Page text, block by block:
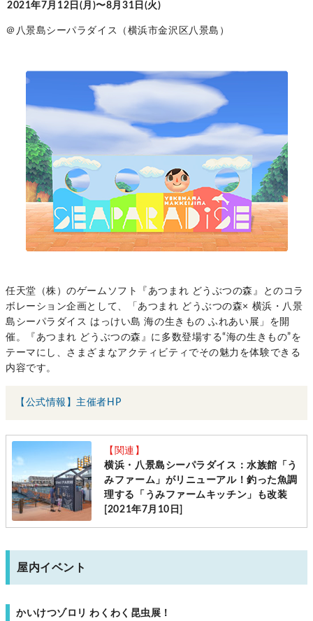
2021年7月12日(月)〜8月31日(火)
＠八景島シーパラダイス（横浜市金沢区八景島）
任天堂（株）のゲームソフト『あつまれ どうぶつの森』とのコラ
ボレーション企画として、「あつまれ どうぶつの森× 横浜・八景
島シーパラダイス はっけい島 海の生きもの ふれあい展」を開
催。『あつまれ どうぶつの森』に多数登場する“海の生きもの”を
テーマにし、さまざまなアクティビティでその魅力を体験できる
内容です。
【公式情報】主催者HP
【関連】
横浜・八景島シーパラダイス：水族館「う
みファーム」がリニューアル！釣った魚調
理する「うみファームキッチン」も改装
[2021年7月10日]
屋内イベント
かいけつゾロリ わくわく昆虫展！